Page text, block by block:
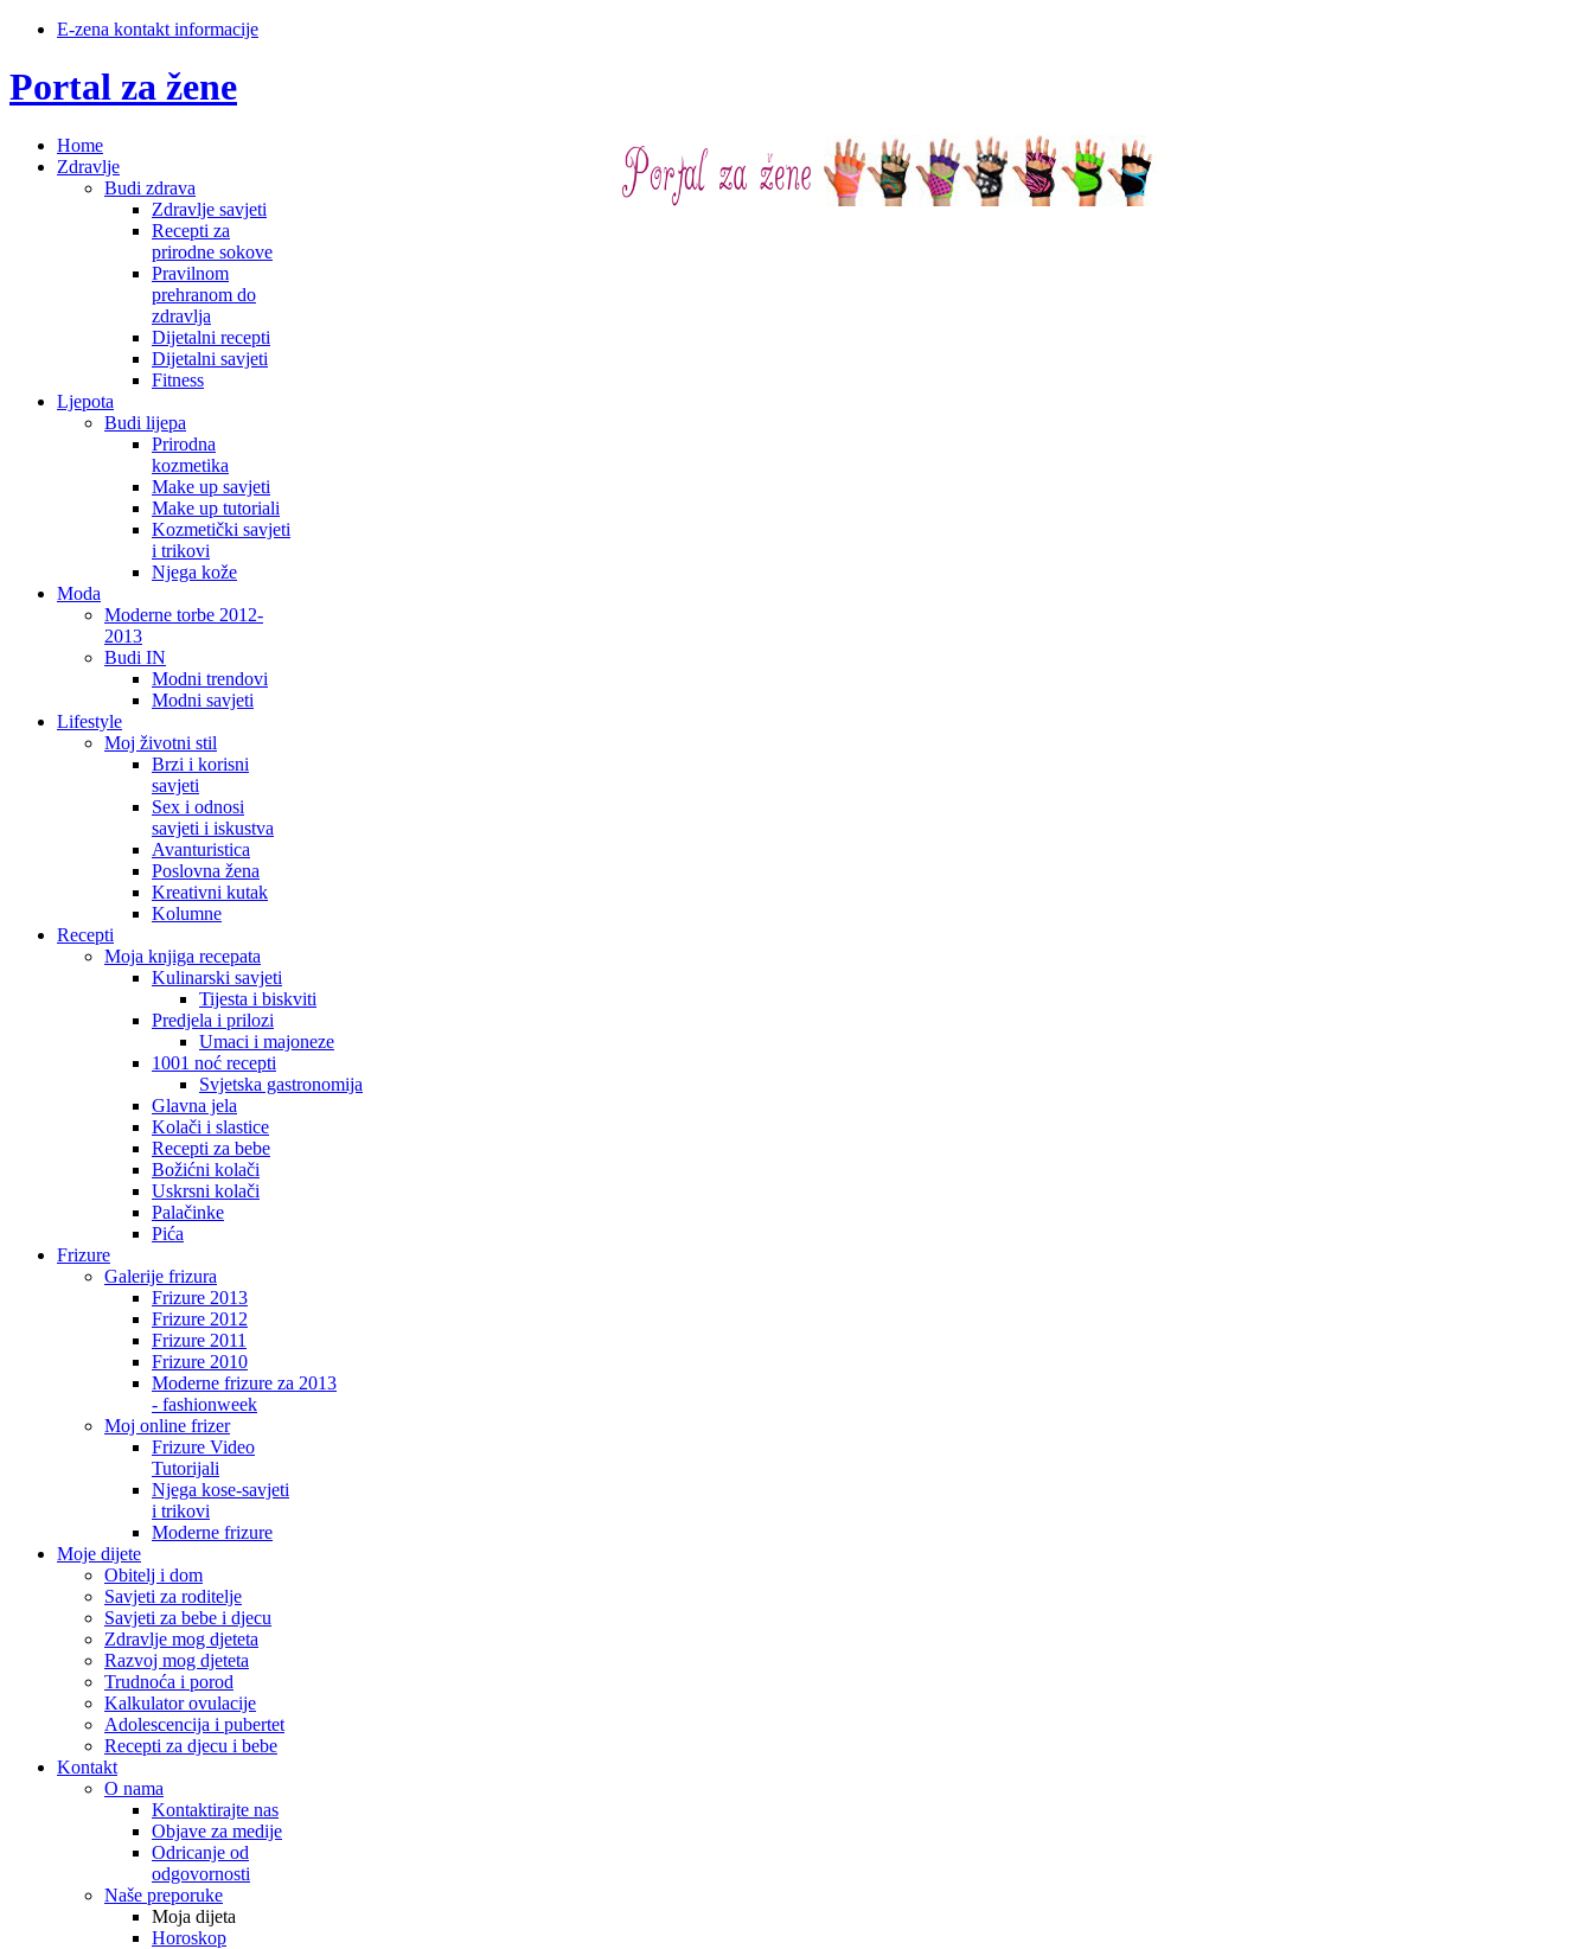
E-zena kontakt informacije
Portal za žene
Home
Zdravlje
Budi zdrava
Zdravlje savjeti
Recepti za
prirodne sokove
Pravilnom
prehranom do
zdravlja
Dijetalni recepti
Dijetalni savjeti
Fitness
Ljepota
Budi lijepa
Prirodna
kozmetika
Make up savjeti
Make up tutoriali
Kozmetički savjeti
i trikovi
Njega kože
Moda
Moderne torbe 2012-
2013
Budi IN
Modni trendovi
Modni savjeti
Lifestyle
Moj životni stil
Brzi i korisni
savjeti
Sex i odnosi
savjeti i iskustva
Avanturistica
Poslovna žena
Kreativni kutak
Kolumne
Recepti
Moja knjiga recepata
Kulinarski savjeti
Tijesta i biskviti
Predjela i prilozi
Umaci i majoneze
1001 noć recepti
Svjetska gastronomija
Glavna jela
Kolači i slastice
Recepti za bebe
Božićni kolači
Uskrsni kolači
Palačinke
Pića
Frizure
Galerije frizura
Frizure 2013
Frizure 2012
Frizure 2011
Frizure 2010
Moderne frizure za 2013
- fashionweek
Moj online frizer
Frizure Video
Tutorijali
Njega kose-savjeti
i trikovi
Moderne frizure
Moje dijete
Obitelj i dom
Savjeti za roditelje
Savjeti za bebe i djecu
Zdravlje mog djeteta
Razvoj mog djeteta
Trudnoća i porod
Kalkulator ovulacije
Adolescencija i pubertet
Recepti za djecu i bebe
Kontakt
O nama
Kontaktirajte nas
Objave za medije
Odricanje od
odgovornosti
Naše preporuke
Moja dijeta
Horoskop